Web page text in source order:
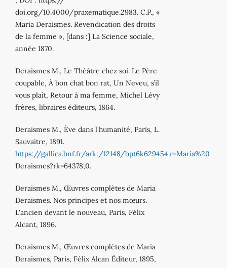
doi.org/10.4000/praxematique.2983. C.P., «
Maria Deraismes. Revendication des droits
de la femme », [dans :] La Science sociale,
année 1870.
Deraismes M., Le Théâtre chez soi. Le Père
coupable, À bon chat bon rat, Un Neveu, s’il
vous plaît, Retour à ma femme, Michel Lévy
frères, libraires éditeurs, 1864.
Deraismes M., Ève dans l'humanité, Paris, L.
Sauvaitre, 1891.
https://gallica.bnf.fr/ark:/12148/bpt6k629454.r=Maria%20
Deraismes?rk=64378;0.
Deraismes M., Œuvres complètes de Maria
Deraismes. Nos principes et nos mœurs.
L'ancien devant le nouveau, Paris, Félix
Alcant, 1896.
Deraismes M., Œuvres complètes de Maria
Deraismes, Paris, Félix Alcan Éditeur, 1895,